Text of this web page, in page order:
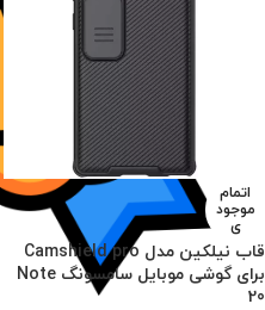
اتمام
موجود
ی
قاب نیلکین مدل Camshield pro
برای گوشی موبایل سامسونگ Note
20